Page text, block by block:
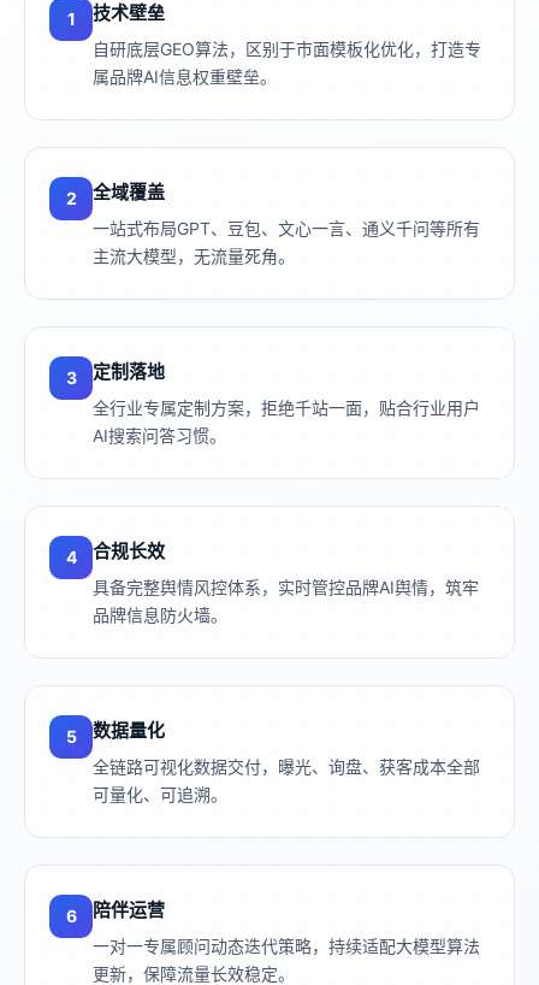
1 技术壁垒
自研底层GEO算法，区别于市面模板化优化，打造专
属品牌AI信息权重壁垒。
2 全域覆盖
一站式布局GPT、豆包、文心一言、通义千问等所有
主流大模型，无流量死角。
3 定制落地
全行业专属定制方案，拒绝千站一面，贴合行业用户
AI搜索问答习惯。
4 合规长效
具备完整舆情风控体系，实时管控品牌AI舆情，筑牢
品牌信息防火墙。
5 数据量化
全链路可视化数据交付，曝光、询盘、获客成本全部
可量化、可追溯。
6 陪伴运营
一对一专属顾问动态迭代策略，持续适配大模型算法
更新，保障流量长效稳定。